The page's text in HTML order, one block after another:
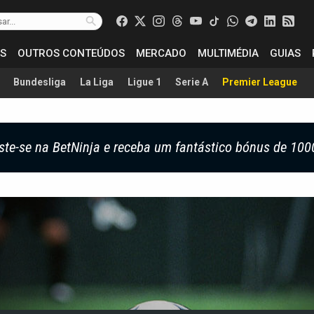
OUTROS CONTEÚDOS MERCADO MULTIMÉDIA GUIAS
Bundesliga La Liga Ligue 1 Serie A Premier League
se na BetNinja e receba um fantástico bónus de